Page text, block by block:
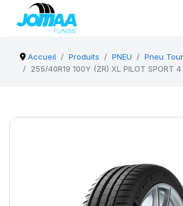
Accueil Produits PNEU
Pneu
255/40R19 100Y (ZR) XL PILOT SPORT 4